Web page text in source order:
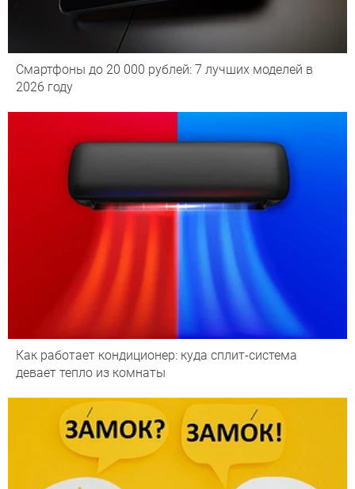
Смартфоны до 20 000 рублей: 7 лучших моделей в
2026 году
Как работает кондиционер: куда сплит-система
девает тепло из комнаты